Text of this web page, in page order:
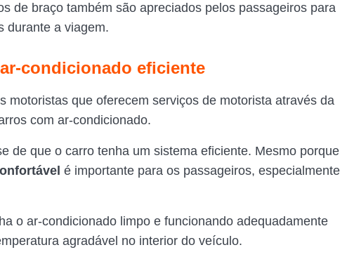
de braço também são apreciados pelos passageiros para
durante a viagem.
condicionado eficiente
motoristas que oferecem serviços de motorista através da
com ar-condicionado.
de que o carro tenha um sistema eficiente. Mesmo porque
é importante para os passageiros, especialmente
o ar-condicionado limpo e funcionando adequadamente
agradável no interior do veículo.